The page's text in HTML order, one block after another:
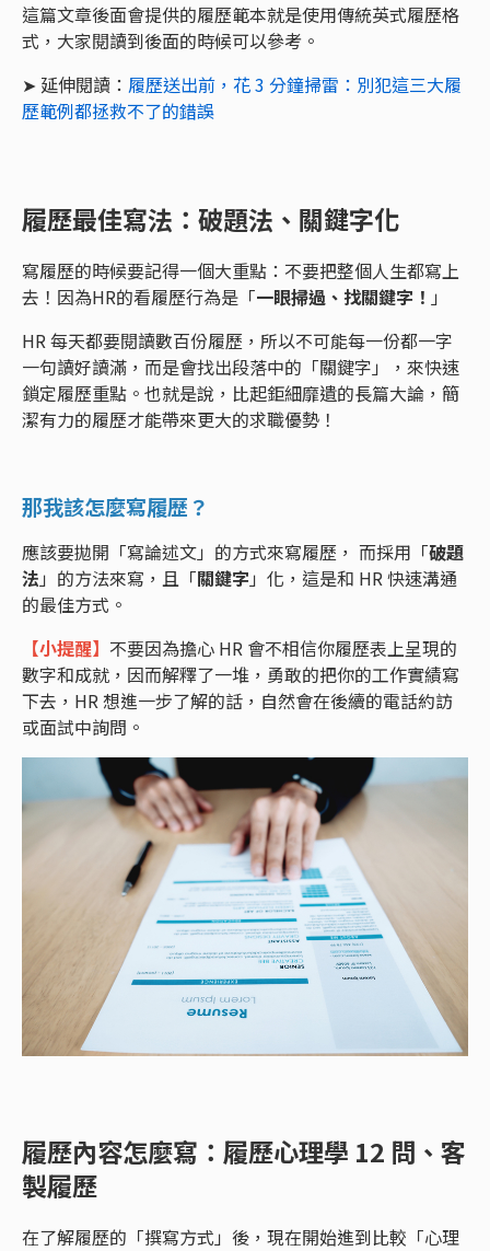
這篇文章後面會提供的履歷範本就是使用傳統英式履歷格
式，大家閱讀到後面的時候可以參考。
➤ 延伸閱讀： 履歷送出前，花 3 分鐘掃雷：別犯這三大履
歷範例都拯救不了的錯誤
履歷最佳寫法：破題法、關鍵字化
寫履歷的時候要記得一個大重點：不要把整個人生都寫上
去！因為HR的看履歷行為是「一眼掃過、找關鍵字！ 」
HR 每天都要閱讀數百份履歷，所以不可能每一份都一字
一句讀好讀滿，而是會找出段落中的「關鍵字」，來快速
鎖定履歷重點。也就是說，比起鉅細靡遺的長篇大論，簡
潔有力的履歷才能帶來更大的求職優勢！
那我該怎麼寫履歷？
應該要拋開「寫論述文」的方式來寫履歷， 而採用「破題
法 」的方法來寫，且「關鍵字 」化，這是和 HR 快速溝通
的最佳方式。
【小提醒】 不要因為擔心 HR 會不相信你履歷表上呈現的
數字和成就，因而解釋了一堆，勇敢的把你的工作實績寫
下去，HR 想進一步了解的話，自然會在後續的電話約訪
或面試中詢問。
履歷內容怎麼寫：履歷心理學 12 問、客
製履歷
在了解履歷的「撰寫方式」後，現在開始進到比較「心理